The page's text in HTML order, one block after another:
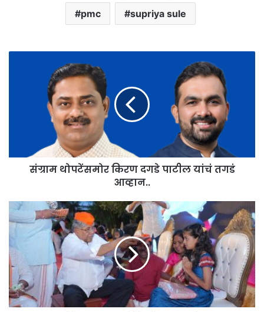
pmc supriya sule
संग्राम थोपटेंसमोर किरण दगडे पाटील यांचं तगडं
आव्हान..